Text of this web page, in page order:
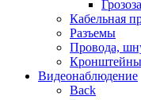
Кабельная
Разъемы
Провода,
Видеонаблюдение
Back